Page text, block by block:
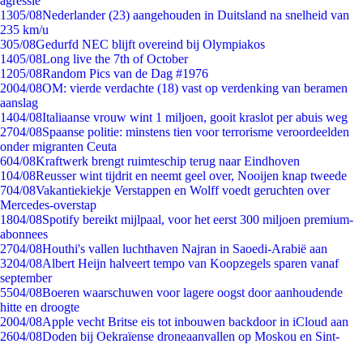
1305/08Nederlander (23) aangehouden in Duitsland na snelheid van
235 km/u
305/08Gedurfd NEC blijft overeind bij Olympiakos
1405/08Long live the 7th of October
1205/08Random Pics van de Dag #1976
2004/08OM: vierde verdachte (18) vast op verdenking van beramen
aanslag
1404/08Italiaanse vrouw wint 1 miljoen, gooit kraslot per abuis weg
2704/08Spaanse politie: minstens tien voor terrorisme veroordeelden
onder migranten Ceuta
604/08Kraftwerk brengt ruimteschip terug naar Eindhoven
104/08Reusser wint tijdrit en neemt geel over, Nooijen knap tweede
704/08Vakantiekiekje Verstappen en Wolff voedt geruchten over
Mercedes-overstap
1804/08Spotify bereikt mijlpaal, voor het eerst 300 miljoen premium-
abonnees
2704/08Houthi's vallen luchthaven Najran in Saoedi-Arabië aan
3204/08Albert Heijn halveert tempo van Koopzegels sparen vanaf
september
5504/08Boeren waarschuwen voor lagere oogst door aanhoudende
hitte en droogte
2004/08Apple vecht Britse eis tot inbouwen backdoor in iCloud aan
2604/08Doden bij Oekraïense droneaanvallen op Moskou en Sint-